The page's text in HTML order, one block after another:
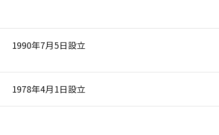
1990年7月5日設立
1978年4月1日設立